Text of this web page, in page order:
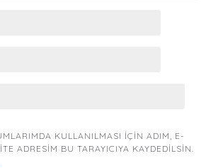
KULLANILMASI IÇIN ADIM, E-
ADRESIM BU TARAYICIYA KAYDEDILSIN.